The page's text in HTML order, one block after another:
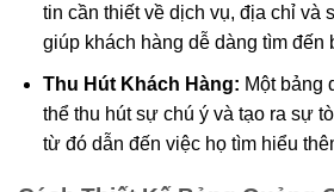
tin cần thiết về dịch vụ, địa chỉ và
giúp khách hàng dễ dàng tìm đến
Thu Hút Khách Hàng: Một bảng
thể thu hút sự chú ý và tạo ra sự
từ đó dẫn đến việc họ tìm hiểu